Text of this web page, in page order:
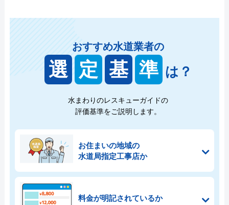
おすすめ水道業者の
選 定 基 準 は？
水まわりのレスキューガイドの
評価基準をご説明します。
お住まいの地域の
水道局指定工事店か
料金が明記されているか